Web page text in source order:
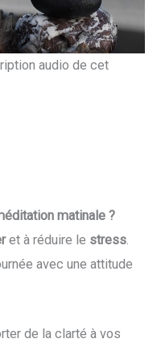
audio de cet
matinale ?
et à réduire le stress.
avec une attitude
de la clarté à vos